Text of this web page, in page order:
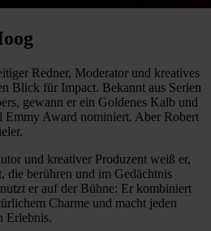
Redner, Moderator und kreatives
Blick für Impact. Bekannt aus Serien
gewann er ein Goldenes Kalb und
Emmy Award nominiert. Aber Robert
und kreativer Produzent weiß er,
die berühren und im Gedächtnis
er auf der Bühne: Er kombiniert
Charme und macht jeden
Erlebnis.